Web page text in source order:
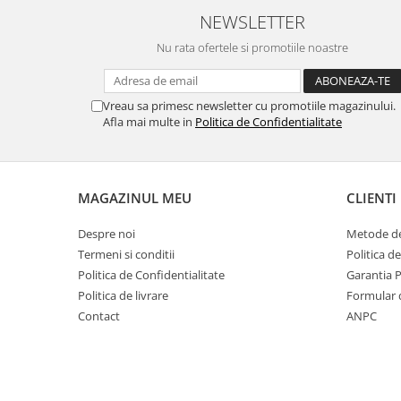
NEWSLETTER
Nu rata ofertele si promotiile noastre
Vreau sa primesc newsletter cu promotiile magazinului.
Afla mai multe in Politica de Confidentialitate
MAGAZINUL MEU
Despre noi
Termeni si conditii
Politica de Confidentialitate
Politica de livrare
Contact
CLIENTI
Metode
Politica
Garantia
Formular
ANPC